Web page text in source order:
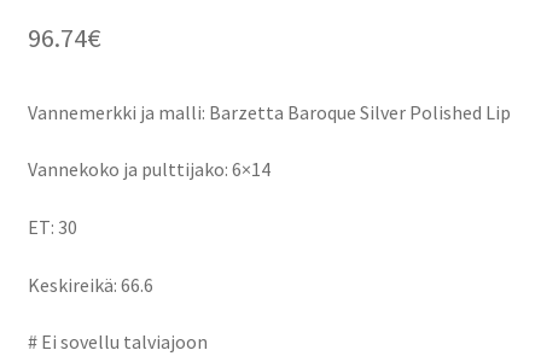
96.74€
Vannemerkki ja malli: Barzetta Baroque Silver Polished Lip
Vannekoko ja pulttijako: 6×14
ET: 30
Keskireikä: 66.6
# Ei sovellu talviajoon